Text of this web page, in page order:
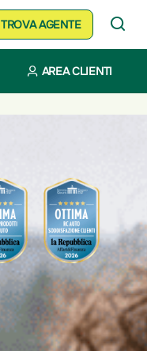
TROVA AGENTE
AREA CLIENTI